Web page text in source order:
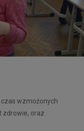
wzmożonych
zdrowie, oraz